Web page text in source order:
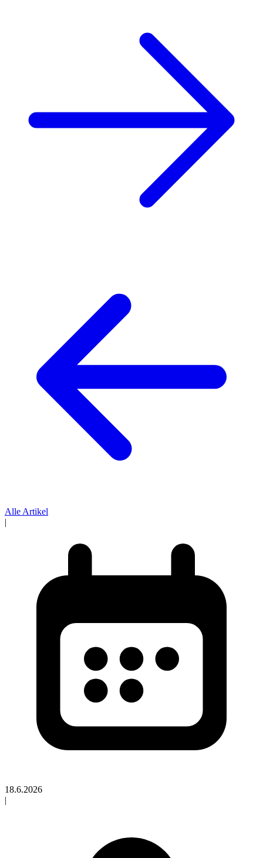
Alle Artikel
|
18.6.2026
|